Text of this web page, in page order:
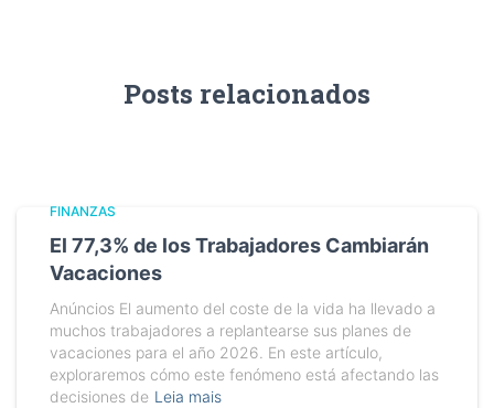
Posts relacionados
FINANZAS
El 77,3% de los Trabajadores Cambiarán
Vacaciones
Anúncios El aumento del coste de la vida ha llevado a
muchos trabajadores a replantearse sus planes de
vacaciones para el año 2026. En este artículo,
exploraremos cómo este fenómeno está afectando las
decisiones de Leia mais